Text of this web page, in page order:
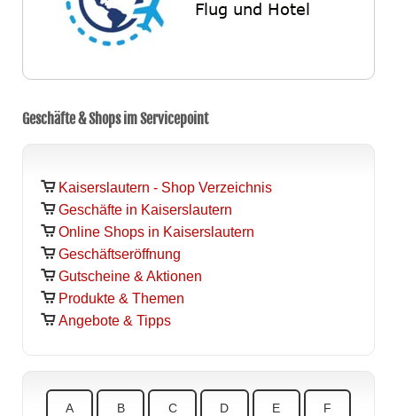
Geschäfte & Shops im Servicepoint
Kaiserslautern - Shop Verzeichnis
Geschäfte in Kaiserslautern
Online Shops in Kaiserslautern
Geschäftseröffnung
Gutscheine & Aktionen
Produkte & Themen
Angebote & Tipps
A B C D E F